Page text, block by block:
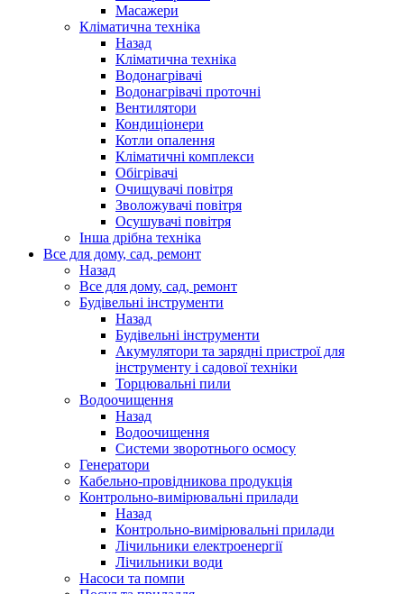
Масажери
Кліматична техніка
Назад
Кліматична техніка
Водонагрівачі
Водонагрівачі проточні
Вентилятори
Кондиціонери
Котли опалення
Кліматичні комплекси
Обігрівачі
Очищувачі повітря
Зволожувачі повітря
Осушувачі повітря
Інша дрібна техніка
Все для дому, сад, ремонт
Назад
Все для дому, сад, ремонт
Будівельні інструменти
Назад
Будівельні інструменти
Акумулятори та зарядні пристрої для
інструменту і садової техніки
Торцювальні пили
Водоочищення
Назад
Водоочищення
Системи зворотнього осмосу
Генератори
Кабельно-провідникова продукція
Контрольно-вимірювальні прилади
Назад
Контрольно-вимірювальні прилади
Лічильники електроенергії
Лічильники води
Насоси та помпи